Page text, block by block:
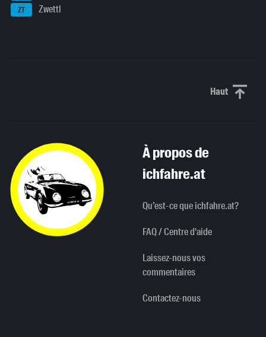
ZT Zwettl
HautHaut de
À propos de
ichfahre.at
Qu’est-ce que ichfahre.at?
FAQ / Centre d'aide
Laissez-nous vos
commentaires
Contactez-nous